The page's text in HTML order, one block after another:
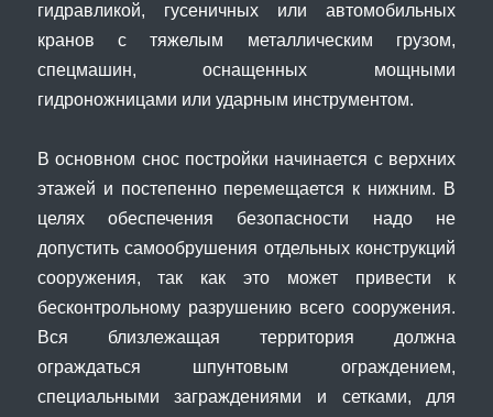
гидравликой, гусеничных или автомобильных
кранов с тяжелым металлическим грузом,
спецмашин, оснащенных мощными
гидроножницами или ударным инструментом.
В основном снос постройки начинается с верхних
этажей и постепенно перемещается к нижним. В
целях обеспечения безопасности надо не
допустить самообрушения отдельных конструкций
сооружения, так как это может привести к
бесконтрольному разрушению всего сооружения.
Вся близлежащая территория должна
ограждаться шпунтовым ограждением,
специальными заграждениями и сетками, для